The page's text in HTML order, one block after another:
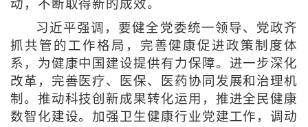
动，不断取得新的成效。
习近平强调，要健全党委统一领导、党政齐
抓共管的工作格局，完善健康促进政策制度体
系，为健康中国建设提供有力保障。进一步深化
改革，完善医疗、医保、医药协同发展和治理机
制。推动科技创新成果转化运用，推进全民健康
数智化建设。加强卫生健康行业党建工作，调动